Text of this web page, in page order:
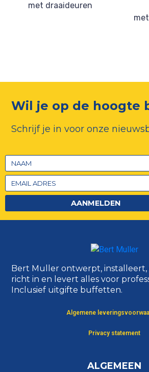
met draaideuren
Wil je op de hoogte
Schrijf je in voor onze
AANMELDEN
Bert Muller ontwerpt,
richt in en levert alles voor
Inclusief uitgifte buffetten.
Algemene
Privacy statement
ALGEMEEN